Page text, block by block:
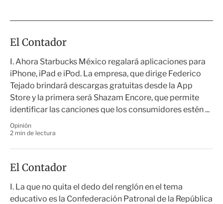
El Contador
I. Ahora Starbucks México regalará aplicaciones para
iPhone, iPad e iPod. La empresa, que dirige Federico
Tejado brindará descargas gratuitas desde la App
Store y la primera será Shazam Encore, que permite
identificar las canciones que los consumidores estén ...
Opinión
2 min de lectura
El Contador
I. La que no quita el dedo del renglón en el tema
educativo es la Confederación Patronal de la República